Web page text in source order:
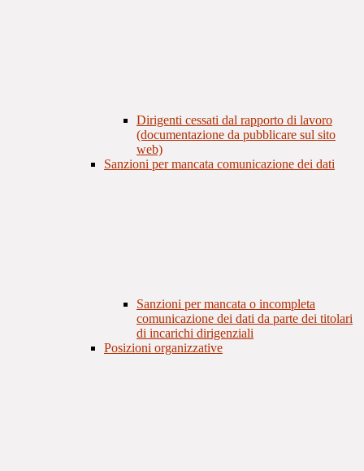
Dirigenti cessati dal rapporto di lavoro
(documentazione da pubblicare sul sito
web)
Sanzioni per mancata comunicazione dei dati
Sanzioni per mancata o incompleta
comunicazione dei dati da parte dei titolari
di incarichi dirigenziali
Posizioni organizzative